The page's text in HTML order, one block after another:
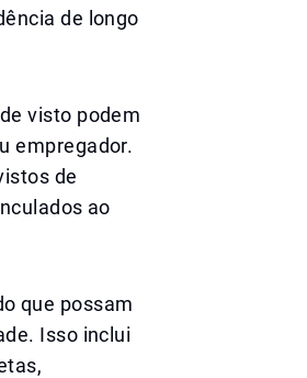
de longo
visto podem
empregador.
de
ao
que possam
Isso inclui